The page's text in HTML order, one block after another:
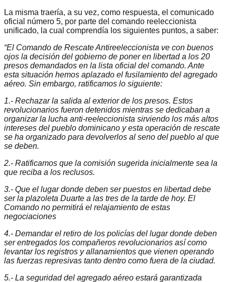
La misma traería, a su vez, como respuesta, el comunicado
oficial número 5, por parte del comando reeleccionista
unificado, la cual comprendía los siguientes puntos, a saber:
“El Comando de Rescate Antireeleccionista ve con buenos
ojos la decisión del gobierno de poner en libertad a los 20
presos demandados en la lista oficial del comando. Ante
esta situación hemos aplazado el fusilamiento del agregado
aéreo. Sin embargo, ratificamos lo siguiente:
1.- Rechazar la salida al exterior de los presos. Estos
revolucionarios fueron detenidos mientras se dedicaban a
organizar la lucha anti-reeleccionista sirviendo los más altos
intereses del pueblo dominicano y esta operación de rescate
se ha organizado para devolverlos al seno del pueblo al que
se deben.
2.- Ratificamos que la comisión sugerida inicialmente sea la
que reciba a los reclusos.
3.- Que el lugar donde deben ser puestos en libertad debe
ser la plazoleta Duarte a las tres de la tarde de hoy. El
Comando no permitirá el relajamiento de estas
negociaciones
4.- Demandar el retiro de los policías del lugar donde deben
ser entregados los compañeros revolucionarios así como
levantar los registros y allanamientos que vienen operando
las fuerzas represivas tanto dentro como fuera de la ciudad.
5.- La seguridad del agregado aéreo estará garantizada